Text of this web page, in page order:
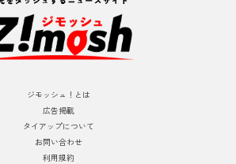
ジモッシュ！とは
広告掲載
タイアップについて
お問い合わせ
利用規約